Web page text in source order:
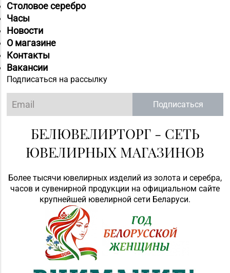
Столовое серебро
Часы
Новости
О магазине
Контакты
Вакансии
Подписаться на рассылку
Подписаться
БЕЛЮВЕЛИРТОРГ - СЕТЬ
ЮВЕЛИРНЫХ МАГАЗИНОВ
Более тысячи ювелирных изделий из золота и серебра,
часов и сувенирной продукции на официальном сайте
крупнейшей ювелирной сети Беларуси.